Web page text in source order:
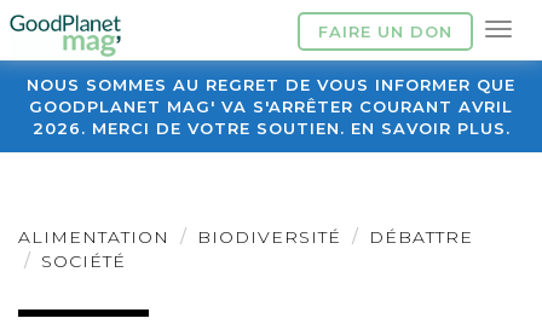
FAIRE UN DON
NOUS SOMMES AU REGRET DE VOUS INFORMER QUE
GOODPLANET MAG' VA S'ARRÊTER COURANT AVRIL
2026. MERCI DE VOTRE SOUTIEN. EN SAVOIR PLUS.
ALIMENTATION BIODIVERSITÉ
DÉBATTRE
SOCIÉTÉ